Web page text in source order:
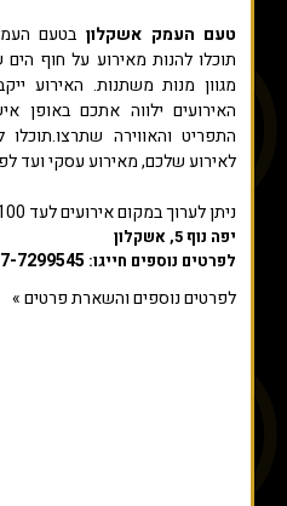
טעם העמק אשקלון בטעם
תוכלו להנות מאירוע על חוף
מגוון מנות משתנות. האירוע
האירועים ילווה אתכם באופן
התפריט והאווירה
לאירוע שלכם, מאירוע עסקי ועד
ניתן לערוך במקום אירועים לעד 100 אורחים.
יפה נוף 5, אשקלון
לפרטים נוספים חייגו: 7299545
לפרטים נוספים והשארת פרטים »